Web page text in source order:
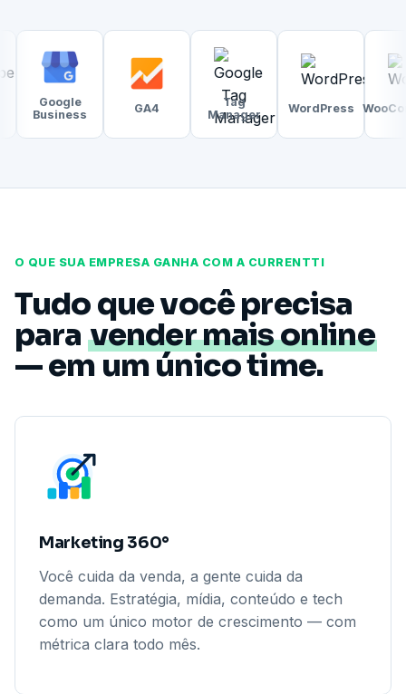
Manager
WordPress WooCommerce
O QUE SUA EMPRESA GANHA COM A CURRENTTI
Tudo que você precisa
para vender mais online
— em um único time.
Marketing 360°
Você cuida da venda, a gente cuida da
demanda. Estratégia, mídia, conteúdo e tech
como um único motor de crescimento — com
métrica clara todo mês.